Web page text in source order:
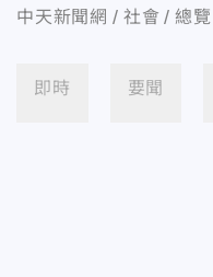
中天新聞網 社會 總覽
即時 要聞